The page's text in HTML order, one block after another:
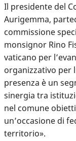
Il presidente del
Aurigemma,
commissione
monsignor Rino
vaticano per
organizzativo per
presenza è un
sinergia tra
nel comune
un’occasione di
territorio».